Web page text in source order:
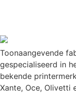
Toonaangevende
gespecialiseerd in
bekende
Xante, Oce, Olivetti